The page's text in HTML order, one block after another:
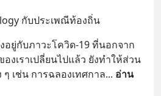
กับประเพณีท้องถิ่น
อยู่กับภาวะโควิด-19 ที่นอกจาก
งเราเปลี่ยนไปแล้ว ยังทำให้ส่วน
เช่น การฉลองเทศกาล... อ่าน